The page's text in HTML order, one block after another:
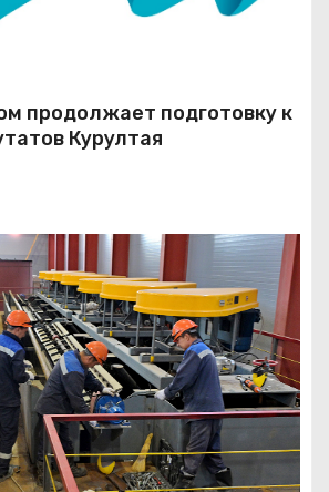
продолжает подготовку к
Курултая